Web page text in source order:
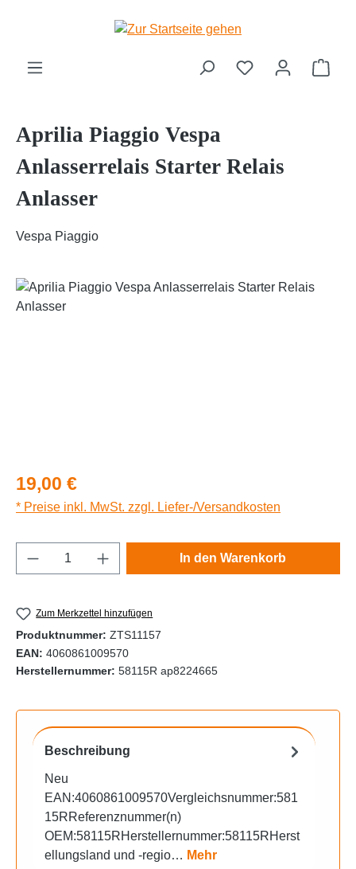
Zum Hauptinhalt springen
Aprilia Piaggio Vespa
Anlasserrelais Starter Relais
Anlasser
Vespa Piaggio
Bildergalerie überspringen
Regulärer Preis:
19,00 €
* Preise inkl. MwSt. zzgl. Liefer-/Versandkosten
Produkt Anzahl: Gib den gewünschten
In den Warenkorb
Zum Merkzettel hinzufügen
Produktnummer: ZTS11157
EAN: 4060861009570
Herstellernummer: 58115R ap8224665
Beschreibung
Neu
EAN:4060861009570Vergleichsnummer:581
15RReferenznummer(n)
OEM:58115RHerstellernummer:58115RHerst
ellungsland und -regio… Mehr